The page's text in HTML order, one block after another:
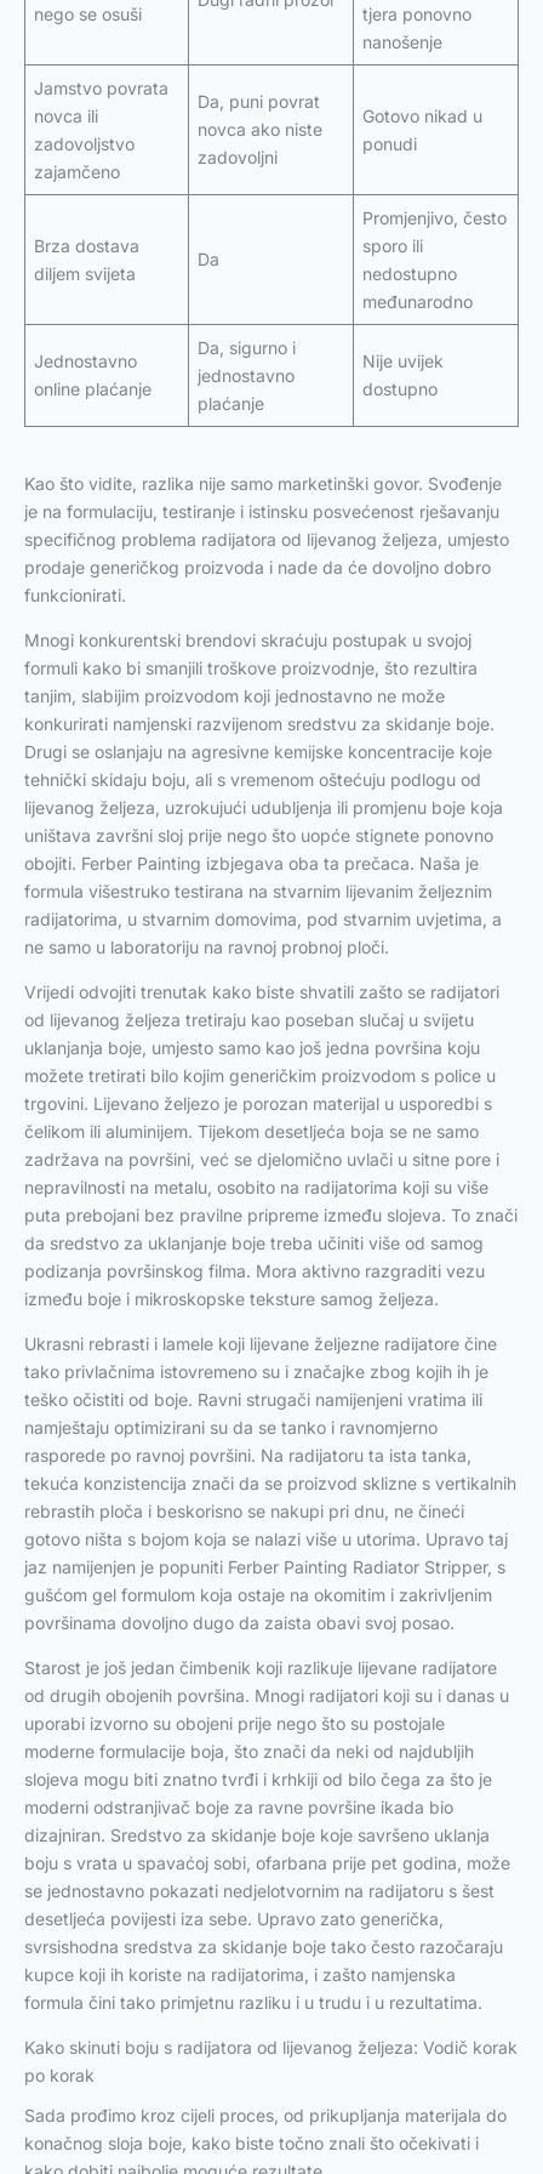
nego se osuši
tjera ponovno
nanošenje
Jamstvo povrata
novca ili
zadovoljstvo
zajamčeno
Da, puni povrat
novca ako niste
zadovoljni
Gotovo nikad u
ponudi
Brza dostava
diljem svijeta
Da
Promjenjivo, često
sporo ili
nedostupno
međunarodno
Jednostavno
online plaćanje
Da, sigurno i
jednostavno
plaćanje
Nije uvijek
dostupno
Kao što vidite, razlika nije samo marketinški govor. Svođenje
je na formulaciju, testiranje i istinsku posvećenost rješavanju
specifičnog problema radijatora od lijevanog željeza, umjesto
prodaje generičkog proizvoda i nade da će dovoljno dobro
funkcionirati.
Mnogi konkurentski brendovi skraćuju postupak u svojoj
formuli kako bi smanjili troškove proizvodnje, što rezultira
tanjim, slabijim proizvodom koji jednostavno ne može
konkurirati namjenski razvijenom sredstvu za skidanje boje.
Drugi se oslanjaju na agresivne kemijske koncentracije koje
tehnički skidaju boju, ali s vremenom oštećuju podlogu od
lijevanog željeza, uzrokujući udubljenja ili promjenu boje koja
uništava završni sloj prije nego što uopće stignete ponovno
obojiti. Ferber Painting izbjegava oba ta prečaca. Naša je
formula višestruko testirana na stvarnim lijevanim željeznim
radijatorima, u stvarnim domovima, pod stvarnim uvjetima, a
ne samo u laboratoriju na ravnoj probnoj ploči.
Vrijedi odvojiti trenutak kako biste shvatili zašto se radijatori
od lijevanog željeza tretiraju kao poseban slučaj u svijetu
uklanjanja boje, umjesto samo kao još jedna površina koju
možete tretirati bilo kojim generičkim proizvodom s police u
trgovini. Lijevano željezo je porozan materijal u usporedbi s
čelikom ili aluminijem. Tijekom desetljeća boja se ne samo
zadržava na površini, već se djelomično uvlači u sitne pore i
nepravilnosti na metalu, osobito na radijatorima koji su više
puta prebojani bez pravilne pripreme između slojeva. To znači
da sredstvo za uklanjanje boje treba učiniti više od samog
podizanja površinskog filma. Mora aktivno razgraditi vezu
između boje i mikroskopske teksture samog željeza.
Ukrasni rebrasti i lamele koji lijevane željezne radijatore čine
tako privlačnima istovremeno su i značajke zbog kojih ih je
teško očistiti od boje. Ravni strugači namijenjeni vratima ili
namještaju optimizirani su da se tanko i ravnomjerno
rasporede po ravnoj površini. Na radijatoru ta ista tanka,
tekuća konzistencija znači da se proizvod sklizne s vertikalnih
rebrastih ploča i beskorisno se nakupi pri dnu, ne čineći
gotovo ništa s bojom koja se nalazi više u utorima. Upravo taj
jaz namijenjen je popuniti Ferber Painting Radiator Stripper, s
gušćom gel formulom koja ostaje na okomitim i zakrivljenim
površinama dovoljno dugo da zaista obavi svoj posao.
Starost je još jedan čimbenik koji razlikuje lijevane radijatore
od drugih obojenih površina. Mnogi radijatori koji su i danas u
uporabi izvorno su obojeni prije nego što su postojale
moderne formulacije boja, što znači da neki od najdubljih
slojeva mogu biti znatno tvrđi i krhkiji od bilo čega za što je
moderni odstranjivač boje za ravne površine ikada bio
dizajniran. Sredstvo za skidanje boje koje savršeno uklanja
boju s vrata u spavaćoj sobi, ofarbana prije pet godina, može
se jednostavno pokazati nedjelotvornim na radijatoru s šest
desetljeća povijesti iza sebe. Upravo zato generička,
svrsishodna sredstva za skidanje boje tako često razočaraju
kupce koji ih koriste na radijatorima, i zašto namjenska
formula čini tako primjetnu razliku i u trudu i u rezultatima.
Kako skinuti boju s radijatora od lijevanog željeza: Vodič korak
po korak
Sada prođimo kroz cijeli proces, od prikupljanja materijala do
konačnog sloja boje, kako biste točno znali što očekivati i